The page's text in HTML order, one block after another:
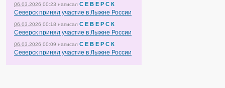
06.03.2026 00:23 написал С Е В Е Р С К
Северск принял участие в Лыжне России
06.03.2026 00:18 написал С Е В Е Р С К
Северск принял участие в Лыжне России
06.03.2026 00:09 написал С Е В Е Р С К
Северск принял участие в Лыжне России